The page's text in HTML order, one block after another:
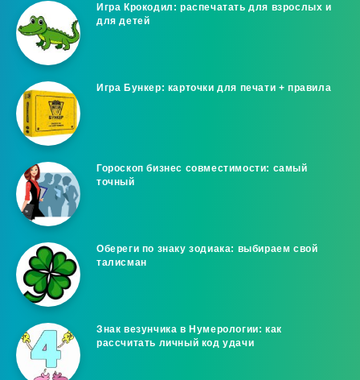
Игра Крокодил: распечатать для взрослых и
для детей
Игра Бункер: карточки для печати + правила
Гороскоп бизнес совместимости: самый
точный
Обереги по знаку зодиака: выбираем свой
талисман
Знак везунчика в Нумерологии: как
рассчитать личный код удачи